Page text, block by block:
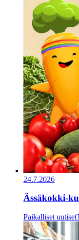
24.7.2026
Ässäkokki-
Paikalliset uutiset